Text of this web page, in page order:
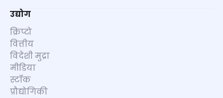
उद्योग
क्रिप्टो
वित्तीय
विदेशी मुद्रा
मीडिया
स्टॉक
प्रौद्योगिकी